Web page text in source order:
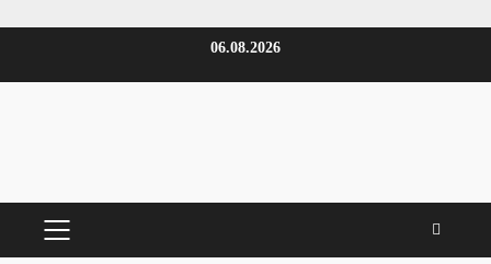
06.08.2026
PRIMÄRES